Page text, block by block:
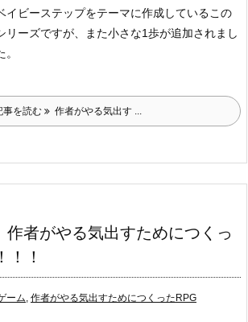
イビーステップをテーマに作成しているこの
リーズですが、
また小さな1歩が追加されまし
。
事を読む 作者がやる気出す ...
作者がやる気出すためにつくっ
！
ーム, 作者がやる気出すためにつくったRPG